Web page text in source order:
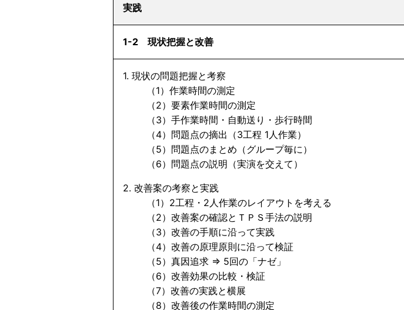
実践
1-2 現状把握と改善
1. 現状の問題把握と考察
（1）作業時間の測定
（2）要素作業時間の測定
（3）手作業時間・自動送り・歩行時間
（4）問題点の摘出（3工程 1人作業）
（5）問題点のまとめ（グループ毎に）
（6）問題点の説明（実演を交えて）
2. 改善案の考察と実践
（1）2工程・2人作業のレイアウトを考える
（2）改善案の確認とＴＰＳ手法の説明
（3）改善の手順に沿って実践
（4）改善の原理原則に沿って検証
（5）真因追求 ⇒ 5回の「ナゼ」
（6）改善効果の比較・検証
（7）改善の実践と横展
（8）改善後の作業時間の測定